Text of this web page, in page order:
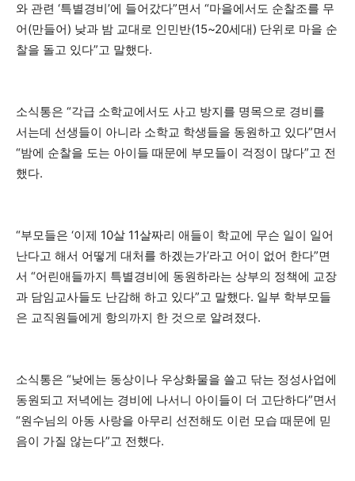
와 관련 ‘특별경비’에 들어갔다”면서 “마을에서도 순찰조를 무
어(만들어) 낮과 밤 교대로 인민반(15~20세대) 단위로 마을 순
찰을 돌고 있다”고 말했다.
소식통은 “각급 소학교에서도 사고 방지를 명목으로 경비를
서는데 선생들이 아니라 소학교 학생들을 동원하고 있다”면서
“밤에 순찰을 도는 아이들 때문에 부모들이 걱정이 많다”고 전
했다.
“부모들은 ‘이제 10살 11살짜리 애들이 학교에 무슨 일이 일어
난다고 해서 어떻게 대처를 하겠는가’라고 어이 없어 한다”면
서 “어린애들까지 특별경비에 동원하라는 상부의 정책에 교장
과 담임교사들도 난감해 하고 있다”고 말했다. 일부 학부모들
은 교직원들에게 항의까지 한 것으로 알려졌다.
소식통은 “낮에는 동상이나 우상화물을 쓸고 닦는 정성사업에
동원되고 저녁에는 경비에 나서니 아이들이 더 고단하다”면서
“원수님의 아동 사랑을 아무리 선전해도 이런 모습 때문에 믿
음이 가질 않는다”고 전했다.